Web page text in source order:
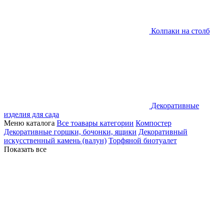
Колпаки на столб
Декоративные
изделия для сада
Меню каталога Все тоавары категории Компостер
Декоративные горшки, бочонки, ящики Декоративный
искусственный камень (валун) Торфяной биотуалет
Показать все